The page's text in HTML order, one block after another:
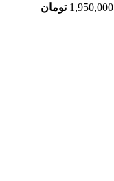
1,950,000 تومان